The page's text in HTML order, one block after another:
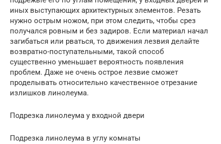
иных выступающих архитектурных элементов. Резать
нужно острым ножом, при этом следить, чтобы срез
получался ровным и без задиров. Если материал начал
загибаться или рваться, то движения лезвия делайте
возвратно-поступательными, такой способ
существенно уменьшает вероятность появления
проблем. Даже не очень острое лезвие сможет
проделывать относительно качественное отрезание
излишков линолеума.
Подрезка линолеума у входной двери
Подрезка линолеума в углу комнаты